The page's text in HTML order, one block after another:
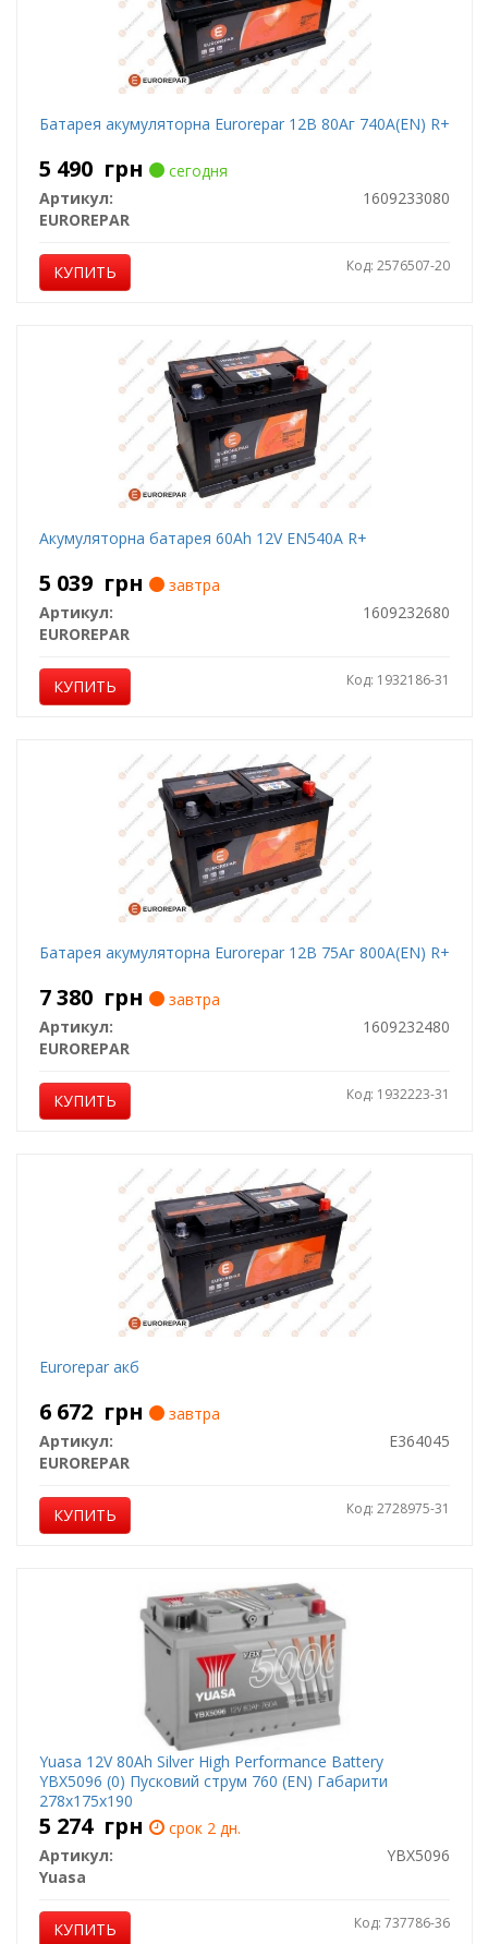
Батарея акумуляторна Eurorepar 12В 80Аг 740А(EN) R+
5 490 грн
сегодня
Артикул:
1609233080
EUROREPAR
КУПИТЬ Код: 2576507-20
Акумуляторна батарея 60Ah 12V EN540A R+
5 039 грн
завтра
Артикул:
1609232680
EUROREPAR
КУПИТЬ Код: 1932186-31
Батарея акумуляторна Eurorepar 12В 75Аг 800А(EN) R+
7 380 грн
завтра
Артикул:
1609232480
EUROREPAR
КУПИТЬ Код: 1932223-31
Eurorepar акб
6 672 грн
завтра
Артикул:
E364045
EUROREPAR
КУПИТЬ Код: 2728975-31
Yuasa 12V 80Ah Silver High Performance Battery
YBX5096 (0) Пусковий струм 760 (EN) Габарити
278х175х190
5 274 грн
срок 2 дн.
Артикул:
YBX5096
Yuasa
КУПИТЬ Код: 737786-36